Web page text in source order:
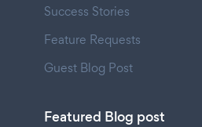
Success Stories
Feature Requests
Guest Blog Post
Featured Blog post